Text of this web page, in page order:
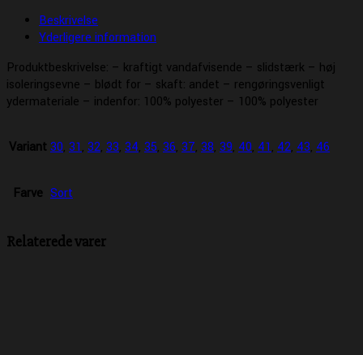
Beskrivelse
Yderligere information
Produktbeskrivelse: – kraftigt vandafvisende – slidstærk – høj
isoleringsevne – blødt for – skaft: andet – rengøringsvenligt
ydermateriale – indenfor: 100% polyester – 100% polyester
Variant 30, 31, 32, 33, 34, 35, 36, 37, 38, 39, 40, 41, 42, 43, 46
Farve Sort
Relaterede varer